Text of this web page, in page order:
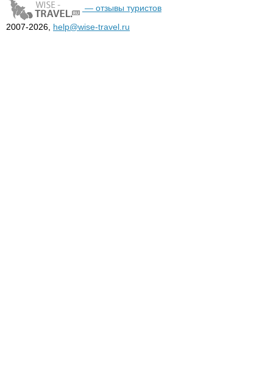
— отзывы туристов
2007-2026, help@wise-travel.ru